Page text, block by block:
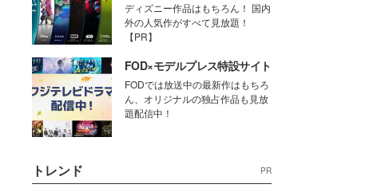
ディズニー作品はもちろん！ 国内
外の人気作がすべて見放題！
【PR】
FOD×モデルプレス特設サイト
FODでは放送中の最新作はもちろ
ん、オリジナルの独占作品も見放
題配信中！
トレンド PR